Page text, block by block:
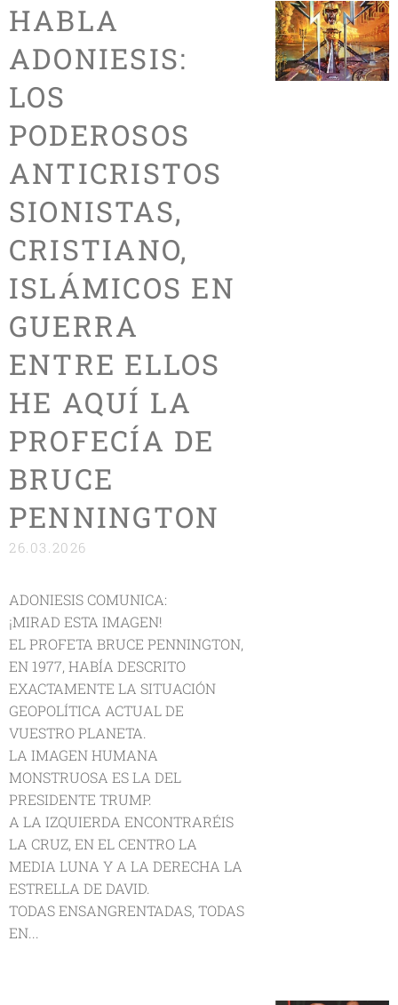
HABLA
ADONIESIS:
LOS
PODEROSOS
ANTICRISTOS
SIONISTAS,
CRISTIANO,
ISLÁMICOS EN
GUERRA
ENTRE ELLOS
HE AQUÍ LA
PROFECÍA DE
BRUCE
PENNINGTON
26.03.2026
ADONIESIS COMUNICA:
¡MIRAD ESTA IMAGEN!
EL PROFETA BRUCE PENNINGTON,
EN 1977, HABÍA DESCRITO
EXACTAMENTE LA SITUACIÓN
GEOPOLÍTICA ACTUAL DE
VUESTRO PLANETA.
LA IMAGEN HUMANA
MONSTRUOSA ES LA DEL
PRESIDENTE TRUMP.
A LA IZQUIERDA ENCONTRARÉIS
LA CRUZ, EN EL CENTRO LA
MEDIA LUNA Y A LA DERECHA LA
ESTRELLA DE DAVID.
TODAS ENSANGRENTADAS, TODAS
EN...